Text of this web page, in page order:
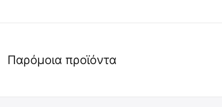
Παρόμοια προϊόντα